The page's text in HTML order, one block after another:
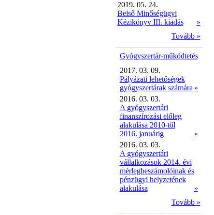
2019. 05. 24.
Belső Minőségügyi
Kézikönyv III. kiadás
»
Tovább »
Gyógyszertár-működtetés
2017. 03. 09.
Pályázati lehetőségek
gyógyszertárak számára »
2016. 03. 03.
A gyógyszertári
finanszírozási előleg
alakulása 2010-től
2016. januárig
»
2016. 03. 03.
A gyógyszertári
vállalkozások 2014. évi
mérlegbeszámolóinak és
pénzügyi helyzetének
alakulása
»
Tovább »